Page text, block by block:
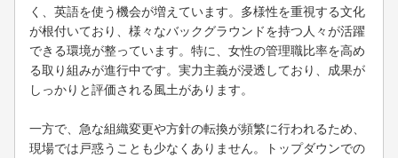
く、英語を使う機会が増えています。多様性を重視する文化
が根付いており、様々なバックグラウンドを持つ人々が活躍
できる環境が整っています。特に、女性の管理職比率を高め
る取り組みが進行中です。実力主義が浸透しており、成果が
しっかりと評価される風土があります。
一方で、急な組織変更や方針の転換が頻繁に行われるため、
現場では戸惑うことも少なくありません。トップダウンでの